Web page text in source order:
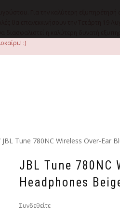
Για την καλύτερη
θα επανεκκινήσουν την Τετάρτη
η καλύτερη δυνατή
:)
JBL Tune 780NC Wireless Over-Ear
JBL Tune 780NC
Headphones
Συνδεθείτε